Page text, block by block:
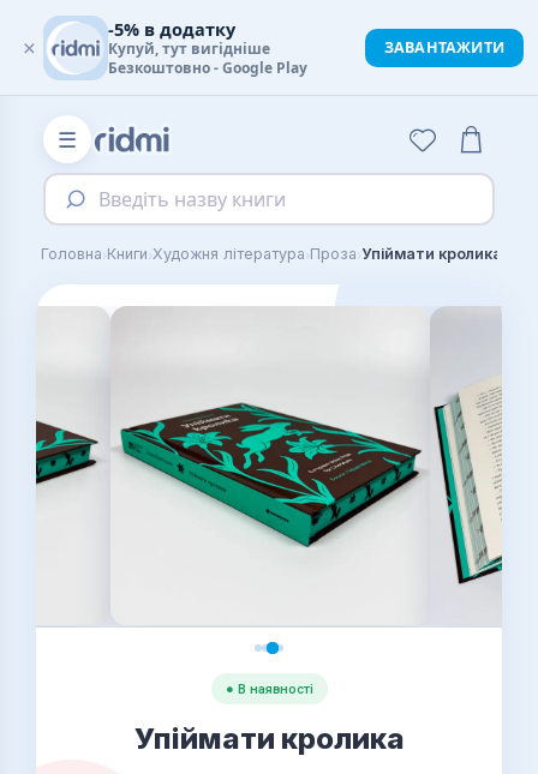
☰
Введіть назву книги
Головна›Книги›Художня література›Проза›Упіймати кролика
● В наявності
Упіймати кролика
×
-5% в додатку
Купуй, тут вигідніше
Безкоштовно - Google Play
ЗАВАНТАЖИТИ